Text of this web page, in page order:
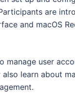
are
and macOS
manage user
learn about